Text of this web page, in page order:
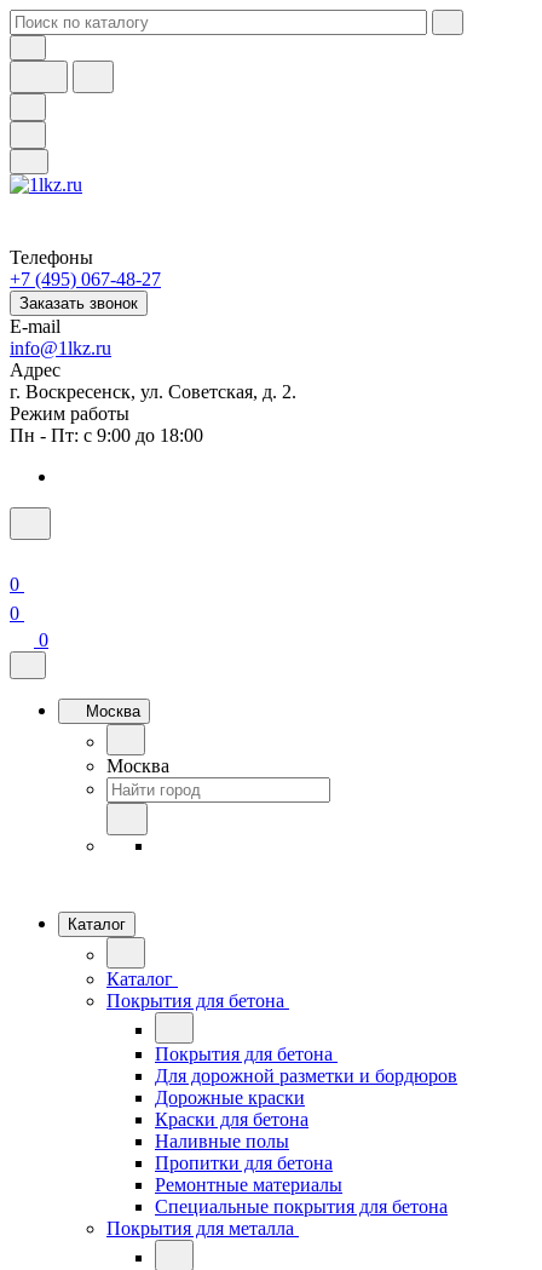
Телефоны
+7 (495) 067-48-27
Заказать звонок
E-mail
info@1lkz.ru
Адрес
г. Воскресенск, ул. Советская, д. 2.
Режим работы
Пн - Пт: с 9:00 до 18:00
0
0
0
Москва
Москва
Каталог
Каталог
Покрытия для бетона
Покрытия для бетона
Для дорожной разметки и бордюров
Дорожные краски
Краски для бетона
Наливные полы
Пропитки для бетона
Ремонтные материалы
Специальные покрытия для бетона
Покрытия для металла